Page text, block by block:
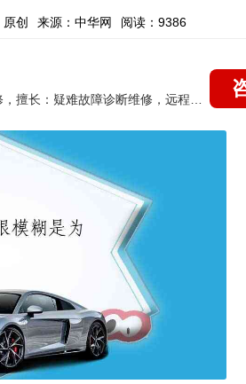
原创 来源：中华网 阅读：9386